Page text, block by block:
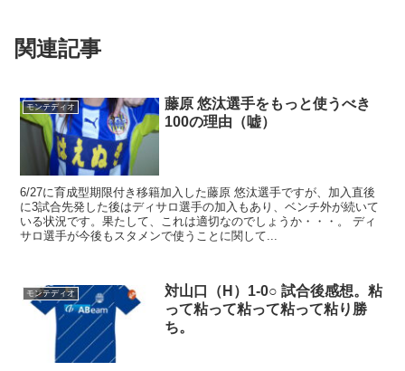
関連記事
モンテディオ
藤原 悠汰選手をもっと使うべき
100の理由（嘘）
6/27に育成型期限付き移籍加入した藤原 悠汰選手ですが、加入直後
に3試合先発した後はディサロ選手の加入もあり、ベンチ外が続いて
いる状況です。果たして、これは適切なのでしょうか・・・。 ディ
サロ選手が今後もスタメンで使うことに関して...
モンテディオ
対山口（H）1-0○ 試合後感想。粘
って粘って粘って粘って粘り勝
ち。